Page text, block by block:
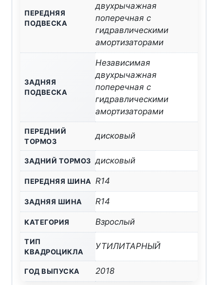
ПЕРЕДНЯЯ
ПОДВЕСКА
двухрычажная
поперечная с
гидравлическими
амортизаторами
ЗАДНЯЯ
ПОДВЕСКА
Независимая
двухрычажная
поперечная с
гидравлическими
амортизаторами
ПЕРЕДНИЙ
ТОРМОЗ
дисковый
ЗАДНИЙ ТОРМОЗ дисковый
ПЕРЕДНЯЯ ШИНА R14
ЗАДНЯЯ ШИНА R14
КАТЕГОРИЯ Взрослый
ТИП
КВАДРОЦИКЛА
УТИЛИТАРНЫЙ
ГОД ВЫПУСКА 2018